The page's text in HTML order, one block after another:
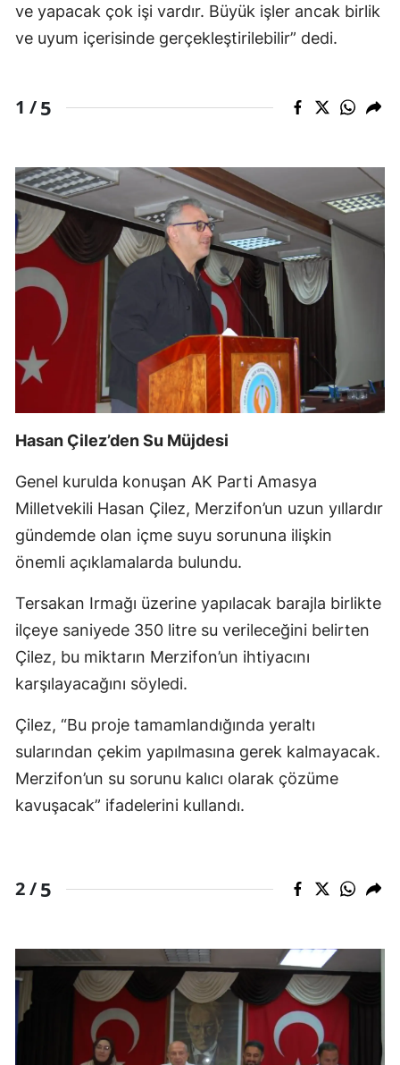
ve yapacak çok işi vardır. Büyük işler ancak birlik
ve uyum içerisinde gerçekleştirilebilir” dedi.
1 /5
Hasan Çilez’den Su Müjdesi
Genel kurulda konuşan AK Parti Amasya
Milletvekili Hasan Çilez, Merzifon’un uzun yıllardır
gündemde olan içme suyu sorununa ilişkin
önemli açıklamalarda bulundu.
Tersakan Irmağı üzerine yapılacak barajla birlikte
ilçeye saniyede 350 litre su verileceğini belirten
Çilez, bu miktarın Merzifon’un ihtiyacını
karşılayacağını söyledi.
Çilez, “Bu proje tamamlandığında yeraltı
sularından çekim yapılmasına gerek kalmayacak.
Merzifon’un su sorunu kalıcı olarak çözüme
kavuşacak” ifadelerini kullandı.
2 /5